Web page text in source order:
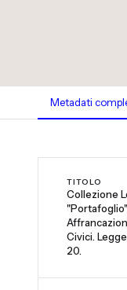
Metadati
TITOLO
Collezione
Civici.
20.